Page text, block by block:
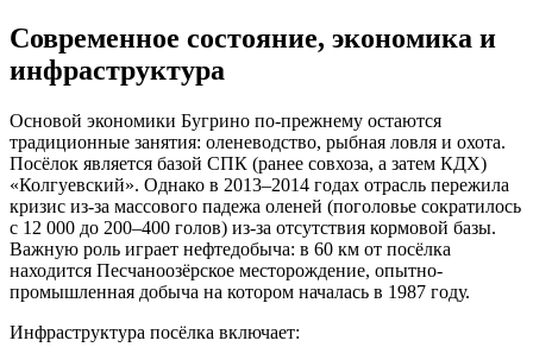
Современное состояние, экономика и
инфраструктура
Основой экономики Бугрино по-прежнему остаются
традиционные занятия: оленеводство, рыбная ловля и охота.
Посёлок является базой СПК (ранее совхоза, а затем КДХ)
«Колгуевский». Однако в 2013–2014 годах отрасль пережила
кризис из-за массового падежа оленей (поголовье сократилось
с 12 000 до 200–400 голов) из-за отсутствия кормовой базы.
Важную роль играет нефтедобыча: в 60 км от посёлка
находится Песчаноозёрское месторождение, опытно-
промышленная добыча на котором началась в 1987 году.
Инфраструктура посёлка включает: